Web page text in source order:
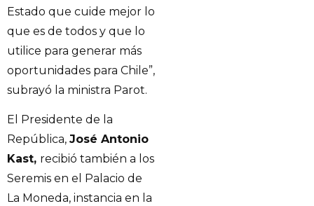
Estado que cuide mejor lo
que es de todos y que lo
utilice para generar más
oportunidades para Chile”,
subrayó la ministra Parot.
El Presidente de la
República, José Antonio
Kast, recibió también a los
Seremis en el Palacio de
La Moneda, instancia en la